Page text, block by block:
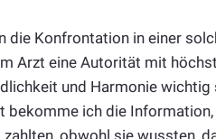
die Konfrontation in einer
Arzt eine Autorität mit
und Harmonie
bekomme ich die